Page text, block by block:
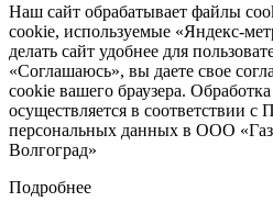
Наш сайт обрабатывает файлы
cookie, используемые «Яндекс-
делать сайт удобнее для
«Соглашаюсь», вы даете свое
cookie вашего браузера.
осуществляется в соответствии с
персональных данных в ООО
Волгоград»
Подробнее